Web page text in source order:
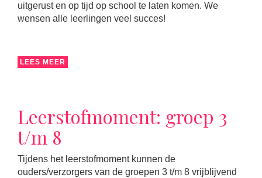
uitgerust en op tijd op school te laten komen. We
wensen alle leerlingen veel succes!
LEES MEER
Leerstofmoment: groep 3
t/m 8
Tijdens het leerstofmoment kunnen de
ouders/verzorgers van de groepen 3 t/m 8 vrijblijvend